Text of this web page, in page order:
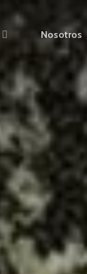
Nosotros